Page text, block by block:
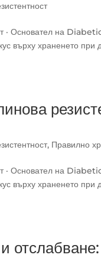
· Основател на
върху храненето при
, Правилно
· Основател на
върху храненето при